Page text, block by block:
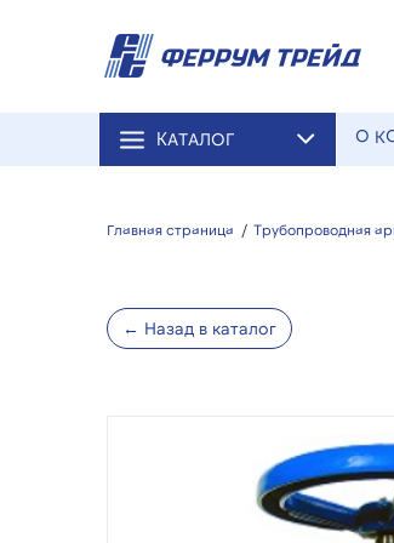
КАТАЛОГ О
Главная страница / Трубопроводная
← Назад в каталог